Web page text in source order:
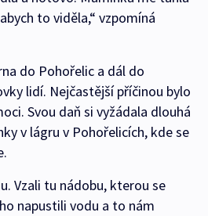
to viděla,“ vzpomíná
do Pohořelic a dál do
lidí. Nejčastější příčinou bylo
Svou daň si vyžádala dlouhá
v lágru v Pohořelicích, kde se
Vzali tu nádobu, kterou se
napustili vodu a to nám